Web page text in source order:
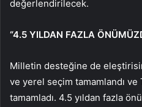
değerlendirilecek.
“4.5 YILDAN FAZLA
Milletin desteğine de
ve yerel seçim tamamlandı
tamamladı. 4.5 yıldan fazla